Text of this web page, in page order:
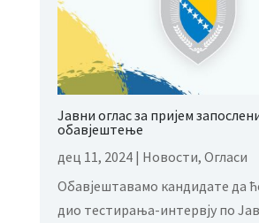
Јавни оглас за пријем
обавјештење
дец 11, 2024| Новости, Огласи
Обавјештавамо кандидате да
дио тестирања-интервју по